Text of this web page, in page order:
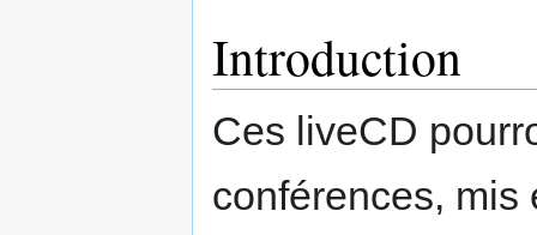
Introduction
Ces liveCD
conférences, mis